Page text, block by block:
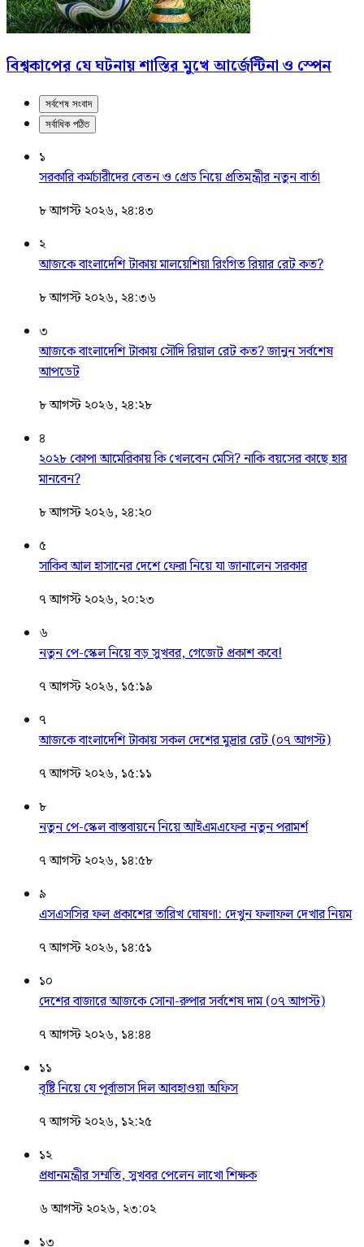
বিশ্বকাপের যে ঘটনায় শাস্তির মুখে আর্জেন্টিনা ও স্পেন
সর্বশেষ সংবাদ
সর্বাধিক পঠিত
১
সরকারি কর্মচারীদের বেতন ও গ্রেড নিয়ে প্রতিমন্ত্রীর নতুন বার্তা
৮ আগস্ট ২০২৬, ২৪:৪৩
২
আজকে বাংলাদেশি টাকায় মালয়েশিয়া রিংগিত রিয়ার রেট কত?
৮ আগস্ট ২০২৬, ২৪:৩৬
৩
আজকে বাংলাদেশি টাকায় সৌদি রিয়াল রেট কত? জানুন সর্বশেষ
আপডেট
৮ আগস্ট ২০২৬, ২৪:২৮
৪
২০২৮ কোপা আমেরিকায় কি খেলবেন মেসি? নাকি বয়সের কাছে হার
মানবেন?
৮ আগস্ট ২০২৬, ২৪:২০
৫
সাকিব আল হাসানের দেশে ফেরা নিয়ে যা জানালেন সরকার
৭ আগস্ট ২০২৬, ২০:২৩
৬
নতুন পে-স্কেল নিয়ে বড় সুখবর, গেজেট প্রকাশ কবে!
৭ আগস্ট ২০২৬, ১৫:১৯
৭
আজকে বাংলাদেশি টাকায় সকল দেশের মুদ্রার রেট (০৭ আগস্ট)
৭ আগস্ট ২০২৬, ১৫:১১
৮
নতুন পে-স্কেল বাস্তবায়নে নিয়ে আইএমএফের নতুন পরামর্শ
৭ আগস্ট ২০২৬, ১৪:৫৮
৯
এসএসসির ফল প্রকাশের তারিখ ঘোষণা: দেখুন ফলাফল দেখার নিয়ম
৭ আগস্ট ২০২৬, ১৪:৫১
১০
দেশের বাজারে আজকে সোনা-রুপার সর্বশেষ দাম (০৭ আগস্ট)
৭ আগস্ট ২০২৬, ১৪:৪৪
১১
বৃষ্টি নিয়ে যে পূর্বাভাস দিল আবহাওয়া অফিস
৭ আগস্ট ২০২৬, ১২:২৫
১২
প্রধানমন্ত্রীর সম্মতি, সুখবর পেলেন লাখো শিক্ষক
৬ আগস্ট ২০২৬, ২৩:০২
১৩